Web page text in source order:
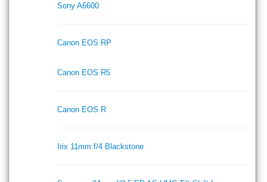
Sony A6600
Canon EOS RP
Canon EOS R5
Canon EOS R
Irix 11mm f/4 Blackstone